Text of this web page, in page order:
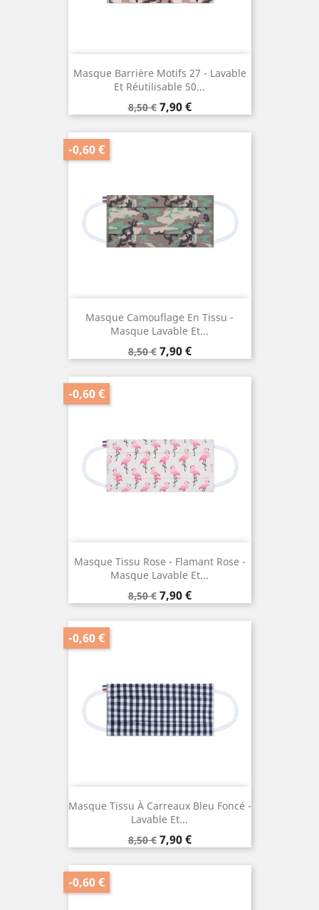
Masque Barrière Motifs 27 - Lavable
Et Réutilisable 50...
Prix
de
base
8,50 € Prix
7,90 €
Masque Camouflage En Tissu -
Masque Lavable Et...
Prix
de
base
8,50 €
-0,60 €
Prix
7,90 €
Masque Tissu Rose - Flamant Rose -
Masque Lavable Et...
Prix
de
base
8,50 €
-0,60 €
Prix
7,90 €
Masque Tissu À Carreaux Bleu Foncé -
Lavable Et...
Prix
de
base
8,50 €
-0,60 €
Prix
7,90 €
-0,60 €